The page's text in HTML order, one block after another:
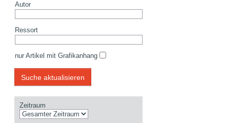
Autor
Ressort
nur Artikel mit Grafikanhang
Zeitraum